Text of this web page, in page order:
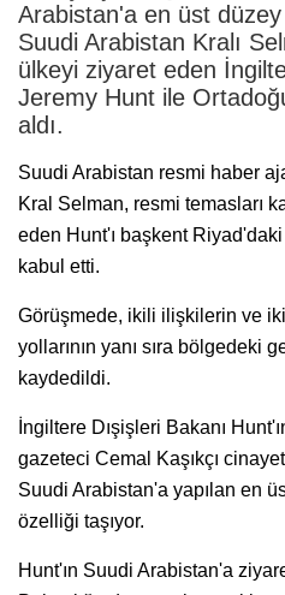
Suudi Arabistan Kralı
ülkeyi ziyaret eden
Jeremy Hunt ile
aldı.
Suudi Arabistan resmi haber
Kral Selman, resmi temasları
eden Hunt'ı başkent
kabul etti.
Görüşmede, ikili ilişkilerin ve
yollarının yanı sıra bölgedeki
kaydedildi.
İngiltere Dışişleri Bakanı
gazeteci Cemal Kaşıkçı
Suudi Arabistan'a yapılan en
özelliği taşıyor.
Hunt'ın Suudi Arabistan'a